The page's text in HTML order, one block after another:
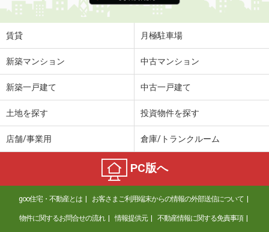
住 所
宮崎県宮崎市清武町加納乙
建物面積
314.16m²
宮崎県宮崎市清武町岡３丁目
4,200万円
3,780万円
住 所
宮崎県延岡市出北５
建物面積 92.74m²
土地面積
188.55m²
賃貸 月極駐車場
新築マンション 中古マンション
新築一戸建て 中古一戸建て
土地を探す 投資物件を探す
店舗/事業用 倉庫/トランクルーム
PC版へ
goo住宅・不動産とは お客さまご利用端末からの情報の外部送信について
物件に関するお問合せの流れ 情報提供元 不動産情報に関する免責事項